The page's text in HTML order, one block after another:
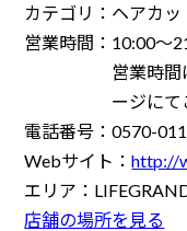
カテゴリ： ヘアカッ
営業時間： 10:00～
営業時間
ージにて
電話番号：0570-
Webサイト：http://
エリア：
店舗の場所を見る